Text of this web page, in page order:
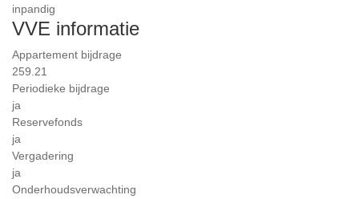
inpandig
VVE informatie
Appartement bijdrage
259.21
Periodieke bijdrage
ja
Reservefonds
ja
Vergadering
ja
Onderhoudsverwachting